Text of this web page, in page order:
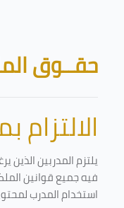
الكتل
حقــوق
يلتزم المدربين
فيه جميع قوانين
استخدام المدرب